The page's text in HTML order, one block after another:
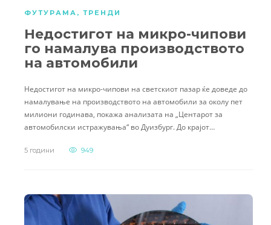
ФУТУРАМА , ТРЕНДИ
Недостигот на микро-чипови
го намалува производството
на автомобили
Недостигот на микро-чипови на светскиот пазар ќе доведе до
намалување на производството на автомобили за околу пет
милиони годинава, покажа анализата на „Центарот за
автомобилски истражувања“ во Дуизбург. До крајот…
5 години 949